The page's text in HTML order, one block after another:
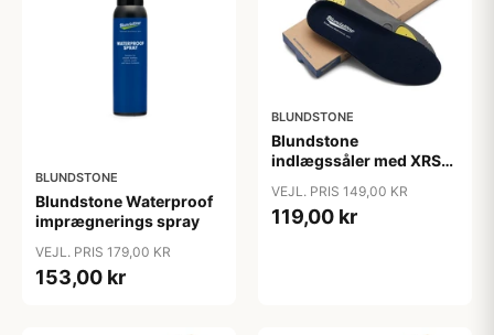
BLUNDSTONE
Blundstone Waterproof
imprægnerings spray
VEJL. PRIS 179,00 KR
153,00 kr
BLUNDSTONE
Blundstone
indlægssåler med XRS
VEJL. PRIS 149,00 KR
119,00 kr